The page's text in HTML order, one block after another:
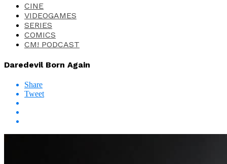
CINE
VIDEOGAMES
SERIES
COMICS
CM! PODCAST
Daredevil Born Again
Share
Tweet